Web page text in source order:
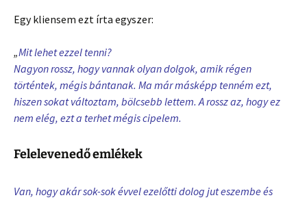
Egy kliensem ezt írta egyszer:
„Mit lehet ezzel tenni?
Nagyon rossz, hogy vannak olyan dolgok, amik régen
történtek, mégis bántanak. Ma már másképp tenném ezt,
hiszen sokat változtam, bölcsebb lettem. A rossz az, hogy ez
nem elég, ezt a terhet mégis cipelem.
Felelevenedő emlékek
Van, hogy akár sok-sok évvel ezelőtti dolog jut eszembe és